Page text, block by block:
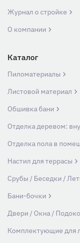
Журнал о стройке
О компании
Каталог
Пиломатериалы
Листовой материал
Обшивка бани
Отделка деревом:
Отделка пола в
Настил для террасы
Срубы / Беседки /
Бани-бочки
Двери / Окна /
Комплектующие для